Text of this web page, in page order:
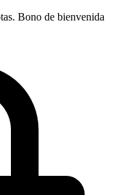
Bono de bienvenida